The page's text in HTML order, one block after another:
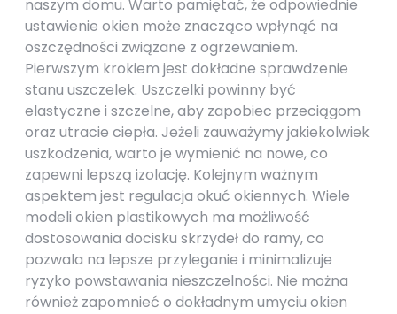
naszym domu. Warto pamiętać, że odpowiednie
ustawienie okien może znacząco wpłynąć na
oszczędności związane z ogrzewaniem.
Pierwszym krokiem jest dokładne sprawdzenie
stanu uszczelek. Uszczelki powinny być
elastyczne i szczelne, aby zapobiec przeciągom
oraz utracie ciepła. Jeżeli zauważymy jakiekolwiek
uszkodzenia, warto je wymienić na nowe, co
zapewni lepszą izolację. Kolejnym ważnym
aspektem jest regulacja okuć okiennych. Wiele
modeli okien plastikowych ma możliwość
dostosowania docisku skrzydeł do ramy, co
pozwala na lepsze przyleganie i minimalizuje
ryzyko powstawania nieszczelności. Nie można
również zapomnieć o dokładnym umyciu okien